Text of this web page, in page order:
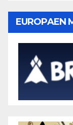
EUROPAEN